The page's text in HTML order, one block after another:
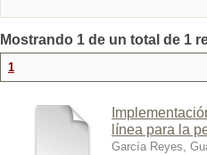
Mostrando 1 de un total de 1
1
línea para la
García Reyes,